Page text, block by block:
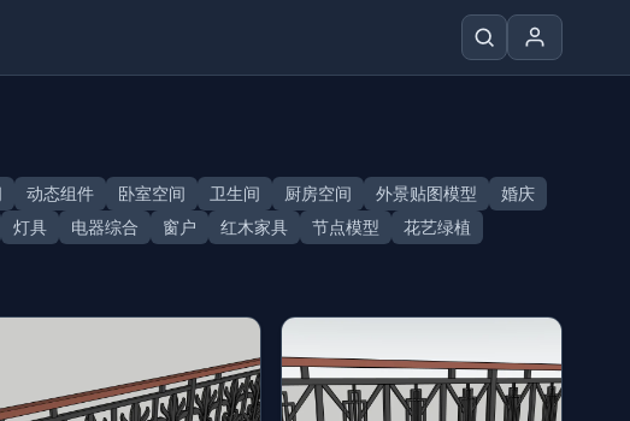
动态组件 卧室空间 卫生间 厨房空间 外景贴图模型
婚庆
灯具 电器综合 窗户 红木家具 节点模型
花艺绿植